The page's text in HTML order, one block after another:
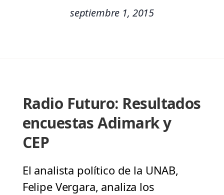
septiembre 1, 2015
Radio Futuro: Resultados
encuestas Adimark y
CEP
El analista político de la UNAB,
Felipe Vergara, analiza los